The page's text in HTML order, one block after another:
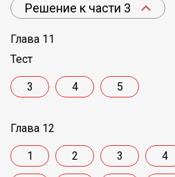
Решение к части 3
Глава 11
Тест
3 4 5
Глава 12
1 2 3 4